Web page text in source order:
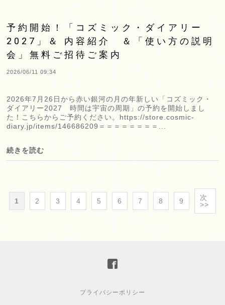
予約開始！「コズミック・ダイアリー
2027」＆ 内容紹介 ＆「使い方の説明
会」無料ご招待ご案内
2026/06/11 09:34
2026年7月26日から赤い銀河の月の年新しい「コズミック・
ダイアリー2027 時間は宇宙の周期」の予約を開始しまし
た！こちらからご予約ください。https://store.cosmic-
diary.jp/items/146686209＝＝＝＝＝＝＝＝...
続きを読む
1 2 3 4 5 6 7 8 9
次
>>
プライバシーポリシー